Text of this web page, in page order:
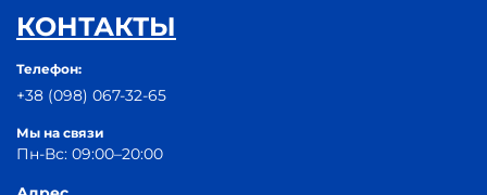
КОНТАКТЫ
Телефон:
+38 (098) 067-32-65
Мы на связи
Пн-Вс: 09:00–20:00